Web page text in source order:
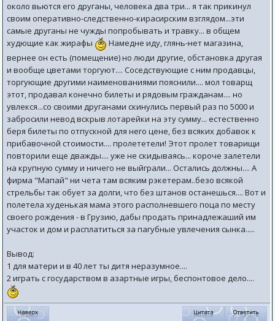
около вьются его друганы, человека два три... я так прикинул
своим оперативно-следственно-кирасирским взглядом...эти
самые друганы не чужды попробывать и травку... в общем
худющие как жирафы
Намедне иду, глянь-нет магазина,
вернее он есть (помещение) но люди другие, обстановка другая
и вообще цветами торгуют.... Соседствующие с ним продавцы,
торгующие другими наименованиями пояснили.... мол товарщ
этот, продавал конечно билеты и рядовым гражданам.... но
увлекся...со своими друганами скинулись первый раз по 5000 и
забросили невод вскрыв лотарейки на эту сумму... естественно
беря билеты по отпускной для него цене, без всяких добавок к
прибавочной стоимости.... пролететели! Этот пролет товарищи
повторили еще дважды.... уже не скидываясь... короче залетели
на крупную сумму и ничего не выйграли... Остались должны.... А
фирма "Мапай" ни чета там всяким рэкетерам..безо всякой
стрельбы так обует за долги, что без штанов останешься.... Вот и
полетела худенькая мама этого располневшего поца по месту
своего рождения - в Грузию, дабы продать принадлежаший им
участок и дом и расплатиться за пагубные увлечения сынка.....
Вывод:
1 для матери и в 40 лет ты дитя неразумное....
2 играть с государством в азартные игры, беспонтовое дело....